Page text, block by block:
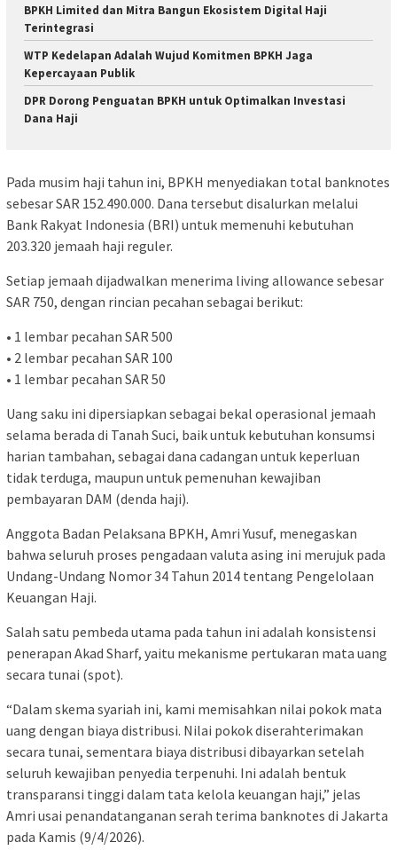
BPKH Limited dan Mitra Bangun Ekosistem Digital Haji
Terintegrasi
WTP Kedelapan Adalah Wujud Komitmen BPKH Jaga
Kepercayaan Publik
DPR Dorong Penguatan BPKH untuk Optimalkan Investasi
Dana Haji
Pada musim haji tahun ini, BPKH menyediakan total banknotes
sebesar SAR 152.490.000. Dana tersebut disalurkan melalui
Bank Rakyat Indonesia (BRI) untuk memenuhi kebutuhan
203.320 jemaah haji reguler.
Setiap jemaah dijadwalkan menerima living allowance sebesar
SAR 750, dengan rincian pecahan sebagai berikut:
• 1 lembar pecahan SAR 500
• 2 lembar pecahan SAR 100
• 1 lembar pecahan SAR 50
Uang saku ini dipersiapkan sebagai bekal operasional jemaah
selama berada di Tanah Suci, baik untuk kebutuhan konsumsi
harian tambahan, sebagai dana cadangan untuk keperluan
tidak terduga, maupun untuk pemenuhan kewajiban
pembayaran DAM (denda haji).
Anggota Badan Pelaksana BPKH, Amri Yusuf, menegaskan
bahwa seluruh proses pengadaan valuta asing ini merujuk pada
Undang-Undang Nomor 34 Tahun 2014 tentang Pengelolaan
Keuangan Haji.
Salah satu pembeda utama pada tahun ini adalah konsistensi
penerapan Akad Sharf, yaitu mekanisme pertukaran mata uang
secara tunai (spot).
“Dalam skema syariah ini, kami memisahkan nilai pokok mata
uang dengan biaya distribusi. Nilai pokok diserahterimakan
secara tunai, sementara biaya distribusi dibayarkan setelah
seluruh kewajiban penyedia terpenuhi. Ini adalah bentuk
transparansi tinggi dalam tata kelola keuangan haji,” jelas
Amri usai penandatanganan serah terima banknotes di Jakarta
pada Kamis (9/4/2026).